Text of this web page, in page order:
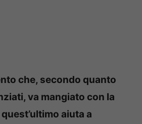
che, secondo quanto
va mangiato con la
aiuta a